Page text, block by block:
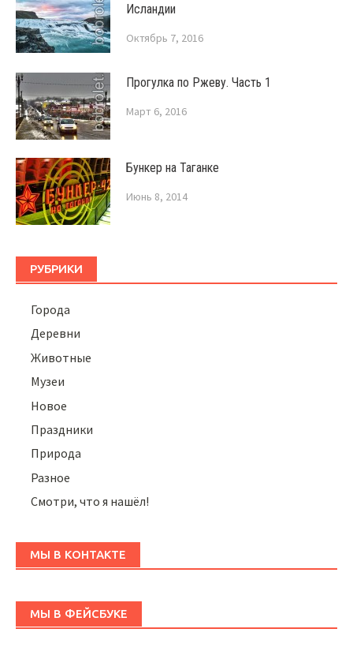
Исландии
Октябрь 7, 2016
Прогулка по Ржеву. Часть 1
Март 6, 2016
Бункер на Таганке
Июнь 8, 2014
РУБРИКИ
Города
Деревни
Животные
Музеи
Новое
Праздники
Природа
Разное
Смотри, что я нашёл!
МЫ В КОНТАКТЕ
МЫ В ФЕЙСБУКЕ